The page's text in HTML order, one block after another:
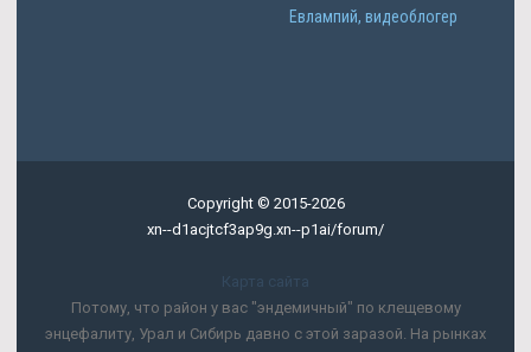
Евлампий, видеоблогер
Copyright © 2015-2026
xn--d1acjtcf3ap9g.xn--p1ai/forum/
Карта сайта
Потому, что район у вас "эндемичный" по клещевому
энцефалиту, Урал и Сибирь давно с этой заразой. На рынках